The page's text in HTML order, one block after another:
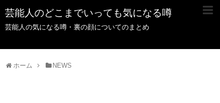
芸能人のどこまでいっても気になる噂
芸能人の気になる噂・裏の顔についてのまとめ
ホーム NEWS